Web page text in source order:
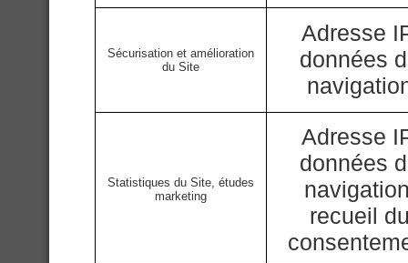
Sécurisation et amélioration
du Site
Adresse
données
Statistiques du Site, études
marketing
Adresse
données
recueil